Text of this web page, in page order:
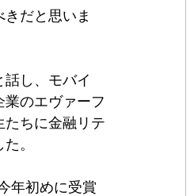
だと思いま
し、モバイ
のエヴァーフ
たちに金融リテ
。
年初めに受賞